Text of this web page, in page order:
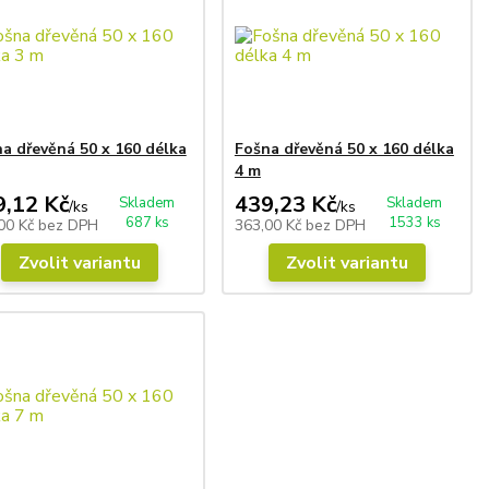
dřevěná 50 x 160 délka
Kč/ks
Kč bez DPH
Skladem
687 ks
Zvolit variantu
Fošna dřevěná 50 x 160 délka
4 m
439,23 Kč/ks
363,00 Kč bez DPH
Skladem
1533 ks
Zvolit variantu